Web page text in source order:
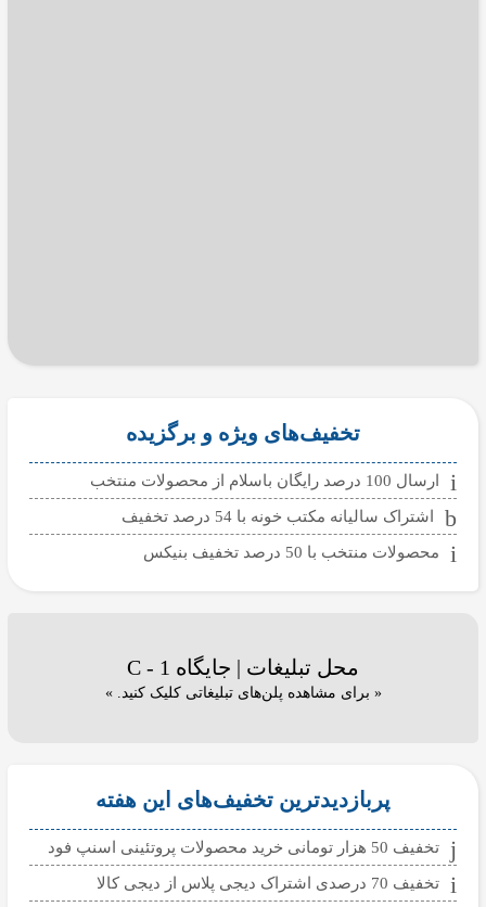
تخفیف‌های ویژه و برگزیده
ارسال 100 درصد رایگان باسلام از محصولات منتخب
اشتراک سالیانه مکتب خونه با 54 درصد تخفیف
محصولات منتخب با 50 درصد تخفیف بنیکس
محل تبلیغات | جایگاه C - 1
« برای مشاهده پلن‌های تبلیغاتی کلیک کنید. »
پربازدیدترین تخفیف‌های این هفته
تخفیف 50 هزار تومانی خرید محصولات پروتئینی اسنپ فود
تخفیف 70 درصدی اشتراک دیجی پلاس از دیجی کالا